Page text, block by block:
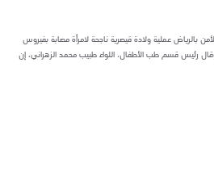
عملية ولادة قيصرية ناجحة لامرأة مصابة بفيروس
رئيس قسم طب الأطفال، اللواء طبيب محمد الزهراني، إن